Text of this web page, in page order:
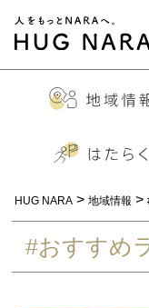
HUG NARA > 地域情報 >
#おすすめ